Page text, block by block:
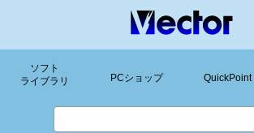
ソフト
ライブラリ
PCショップ QuickPoint